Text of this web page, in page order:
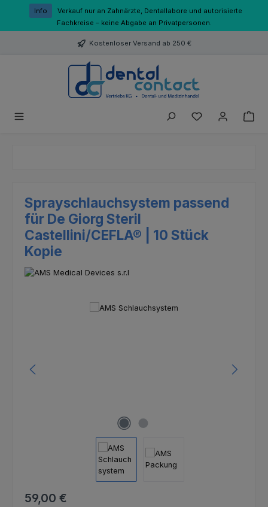
Zum Hauptinhalt springen
Info
Verkauf nur an Zahnärzte, Dentallabore und autorisierte
Fachkreise – keine Abgabe an Privatpersonen.
Kostenloser Versand ab 250 €
Du hast 0
Sprayschlauchsystem passend
für De Giorg Steril
Castellini/CEFLA® | 10 Stück
Kopie
Bildergalerie überspringen
Regulärer Preis:
59,00 €